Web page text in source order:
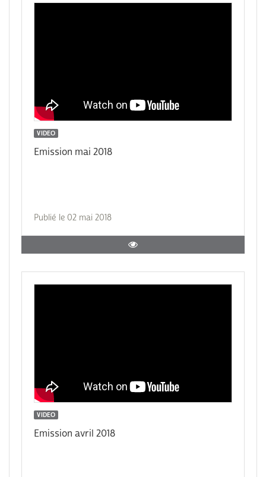
VIDEO
Emission mai 2018
Publié le 02 mai 2018
VIDEO
Emission avril 2018